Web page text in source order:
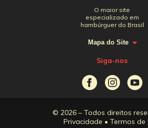
O maior site
especializado em
hambúrguer do Brasil
Mapa do Site
Siga-nos
© 2026 – Todos direitos
Privacidade • Termos de